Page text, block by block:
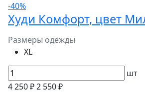
-40%
Худи Комфорт, цвет
Размеры одежды
XL
шт
4 250 ₽2 550 ₽